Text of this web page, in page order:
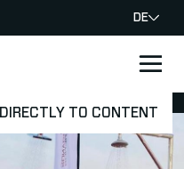
DIRECTLY TO CONTENT
DE